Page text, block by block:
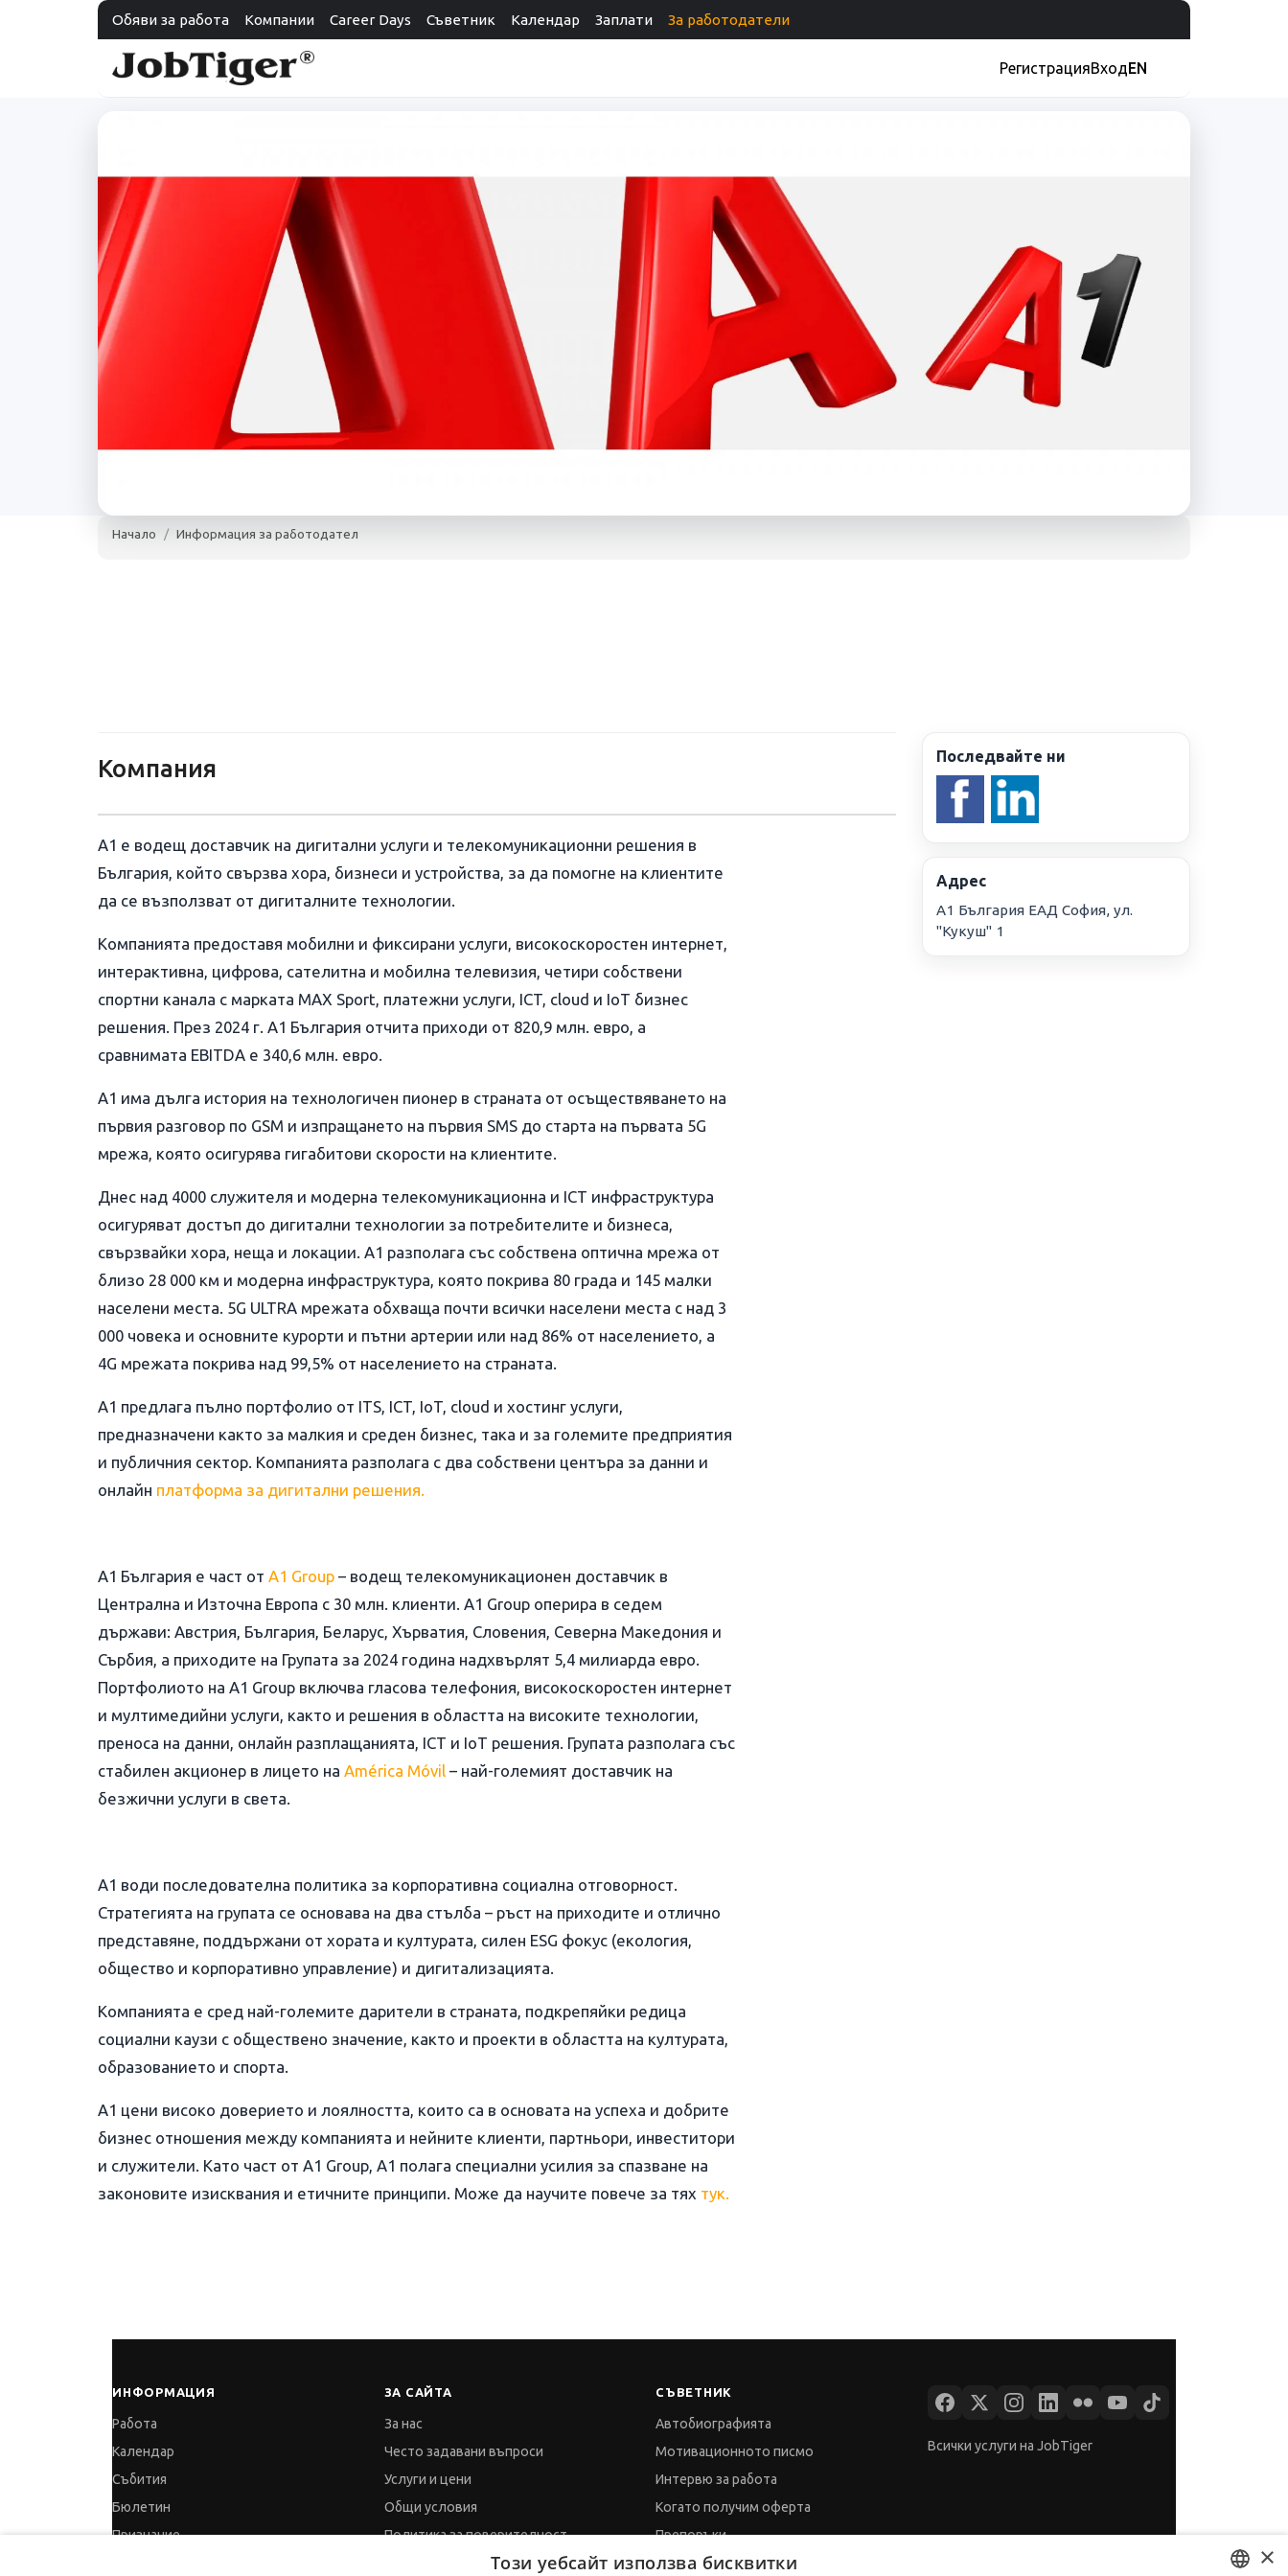
Обяви за работа Компании Career Days Съветник Календар Заплати За работодатели
РегистрацияВходEN
Начало Информация за работодател
Компания
А1 е водещ доставчик на дигитални услуги и телекомуникационни решения в
България, който свързва хора, бизнеси и устройства, за да помогне на клиентите
да се възползват от дигиталните технологии.
Компанията предоставя мобилни и фиксирани услуги, високоскоростен интернет,
интерактивна, цифрова, сателитна и мобилна телевизия, четири собствени
спортни канала с марката MAX Sport, платежни услуги, ICT, cloud и IoT бизнес
решения. През 2024 г. A1 България отчита приходи от 820,9 млн. евро, а
сравнимата EBITDA e 340,6 млн. евро.
А1 има дълга история на технологичен пионер в страната от осъществяването на
първия разговор по GSM и изпращането на първия SMS до старта на първата 5G
мрежа, която осигурява гигабитови скорости на клиентите.
Днес над 4000 служителя и модерна телекомуникационна и ICT инфраструктура
осигуряват достъп до дигитални технологии за потребителите и бизнеса,
свързвайки хора, неща и локации. А1 разполага със собствена оптична мрежа от
близо 28 000 км и модерна инфраструктура, която покрива 80 града и 145 малки
населени места. 5G ULTRA мрежата обхваща почти всички населени места с над 3
000 човека и основните курорти и пътни артерии или над 86% от населението, а
4G мрежата покрива над 99,5% от населението на страната.
A1 предлага пълно портфолио от ITS, ICT, IoT, cloud и хостинг услуги,
предназначени както за малкия и среден бизнес, така и за големите предприятия
и публичния сектор. Компанията разполага с два собствени центъра за данни и
онлайн платформа за дигитални решения.
А1 България е част от A1 Group – водещ телекомуникационен доставчик в
Централна и Източна Европа с 30 млн. клиенти. A1 Group оперира в седем
държави: Австрия, България, Беларус, Хърватия, Словения, Северна Македония и
Сърбия, а приходите на Групата за 2024 година надхвърлят 5,4 милиарда евро.
Портфолиото на A1 Group включва гласова телефония, високоскоростен интернет
и мултимедийни услуги, както и решения в областта на високите технологии,
преноса на данни, онлайн разплащанията, ICT и IoT решения. Групата разполага със
стабилен акционер в лицето на América Móvil – най-големият доставчик на
безжични услуги в света.
A1 води последователна политика за корпоративна социална отговорност.
Стратегията на групата се основава на два стълба – ръст на приходите и отлично
представяне, поддържани от хората и културата, силен ESG фокус (екология,
общество и корпоративно управление) и дигитализацията.
Компанията е сред най-големите дарители в страната, подкрепяйки редица
социални каузи с обществено значение, както и проекти в областта на културата,
образованието и спорта.
A1 цени високо доверието и лоялността, които са в основата на успеха и добрите
бизнес отношения между компанията и нейните клиенти, партньори, инвеститори
и служители. Като част от A1 Group, A1 полага специални усилия за спазване на
законовите изисквания и етичните принципи. Може да научите повече за тях тук.
Последвайте ни
Адрес
А1 България ЕАД София, ул.
"Кукуш" 1
ИНФОРМАЦИЯ
Работа
Календар
Събития
Бюлетин
Признание
ЗА САЙТА
За нас
Често задавани въпроси
Услуги и цени
Общи условия
Политика за поверителност
Политика за бисквитките
СЪВЕТНИК
Автобиографията
Мотивационното писмо
Интервю за работа
Когато получим оферта
Препоръки
Vihra AI
Всички услуги на JobTiger
×
Този уебсайт използва бисквитки